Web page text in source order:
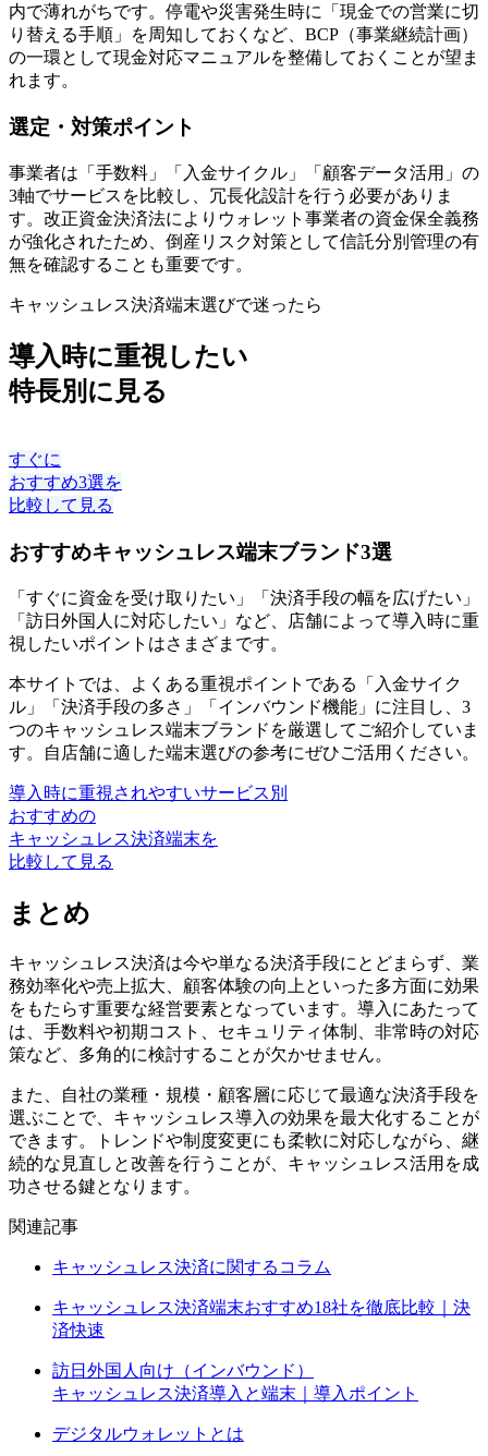
内で薄れがちです。停電や災害発生時に「現金での営業に切
り替える手順」を周知しておくなど、BCP（事業継続計画）
の一環として現金対応マニュアルを整備しておくことが望ま
れます。
選定・対策ポイント
事業者は「手数料」「入金サイクル」「顧客データ活用」の
3軸でサービスを比較し、冗長化設計を行う必要がありま
す。改正資金決済法によりウォレット事業者の資金保全義務
が強化されたため、倒産リスク対策として信託分別管理の有
無を確認することも重要です。
キャッシュレス決済端末選びで迷ったら
導入時に重視したい
特長別に見る
すぐに
おすすめ3選を
比較して見る
おすすめキャッシュレス端末ブランド3選
「すぐに資金を受け取りたい」「決済手段の幅を広げたい」
「訪日外国人に対応したい」など、店舗によって導入時に重
視したいポイントはさまざまです。
本サイトでは、よくある重視ポイントである「入金サイク
ル」「決済手段の多さ」「インバウンド機能」に注目し、3
つのキャッシュレス端末ブランドを厳選してご紹介していま
す。自店舗に適した端末選びの参考にぜひご活用ください。
導入時に重視されやすいサービス別
おすすめの
キャッシュレス決済端末を
比較して見る
まとめ
キャッシュレス決済は今や単なる決済手段にとどまらず、業
務効率化や売上拡大、顧客体験の向上といった多方面に効果
をもたらす重要な経営要素となっています。導入にあたって
は、手数料や初期コスト、セキュリティ体制、非常時の対応
策など、多角的に検討することが欠かせません。
また、自社の業種・規模・顧客層に応じて最適な決済手段を
選ぶことで、キャッシュレス導入の効果を最大化することが
できます。トレンドや制度変更にも柔軟に対応しながら、継
続的な見直しと改善を行うことが、キャッシュレス活用を成
功させる鍵となります。
関連記事
キャッシュレス決済に関するコラム
キャッシュレス決済端末おすすめ18社を徹底比較｜決
済快速
訪日外国人向け（インバウンド）
キャッシュレス決済導入と端末｜導入ポイント
デジタルウォレットとは